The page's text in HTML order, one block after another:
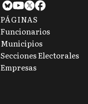
PÁGINAS
Funcionarios
Municipios
Secciones Electorales
Empresas